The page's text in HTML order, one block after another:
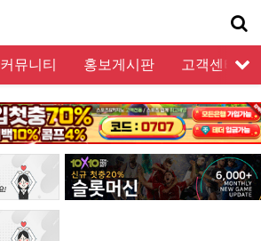
커뮤니티 홍보게시판
고객센터